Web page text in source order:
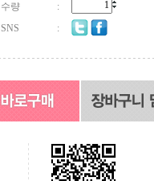
수량
:
SNS
: